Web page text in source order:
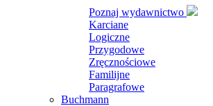
Poznaj wydawnictwo
Karciane
Logiczne
Przygodowe
Zręcznościowe
Familijne
Paragrafowe
Buchmann